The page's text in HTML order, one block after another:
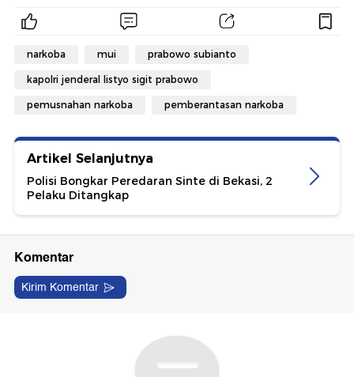
narkoba mui prabowo subianto
kapolri jenderal listyo sigit prabowo
pemusnahan narkoba pemberantasan narkoba
Artikel Selanjutnya
Polisi Bongkar Peredaran Sinte di Bekasi, 2
Pelaku Ditangkap